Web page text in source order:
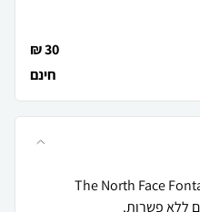
30 ₪
חינם